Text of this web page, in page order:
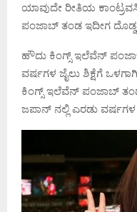
ಯಾವುದೇ ರೀತಿಯ
ಪಂಜಾಬ್ ತಂಡ ಇದೀಗ
ಹೌದು ಕಿಂಗ್ಸ್ ಇಲೆವೆನ್
ವರ್ಷಗಳ ಜೈಲು ಶಿಕ್ಷೆಗೆ
ಕಿಂಗ್ಸ್ ಇಲೆವೆನ್ ಪಂಜಾಬ್
ಜಪಾನ್ ನಲ್ಲಿ ಎರಡು ವರ್ಷಗಳ